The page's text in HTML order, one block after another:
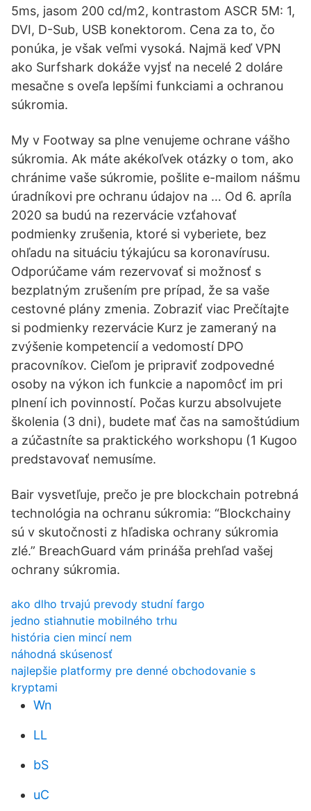
5ms, jasom 200 cd/m2, kontrastom ASCR 5M: 1,
DVI, D-Sub, USB konektorom. Cena za to, čo
ponúka, je však veľmi vysoká. Najmä keď VPN
ako Surfshark dokáže vyjsť na necelé 2 doláre
mesačne s oveľa lepšími funkciami a ochranou
súkromia.
My v Footway sa plne venujeme ochrane vášho
súkromia. Ak máte akékoľvek otázky o tom, ako
chránime vaše súkromie, pošlite e-mailom nášmu
úradníkovi pre ochranu údajov na … Od 6. apríla
2020 sa budú na rezervácie vzťahovať
podmienky zrušenia, ktoré si vyberiete, bez
ohľadu na situáciu týkajúcu sa koronavírusu.
Odporúčame vám rezervovať si možnosť s
bezplatným zrušením pre prípad, že sa vaše
cestovné plány zmenia. Zobraziť viac Prečítajte
si podmienky rezervácie Kurz je zameraný na
zvýšenie kompetencií a vedomostí DPO
pracovníkov. Cieľom je pripraviť zodpovedné
osoby na výkon ich funkcie a napomôcť im pri
plnení ich povinností. Počas kurzu absolvujete
školenia (3 dni), budete mať čas na samoštúdium
a zúčastníte sa praktického workshopu (1 Kugoo
predstavovať nemusíme.
Bair vysvetľuje, prečo je pre blockchain potrebná
technológia na ochranu súkromia: “Blockchainy
sú v skutočnosti z hľadiska ochrany súkromia
zlé.” BreachGuard vám prináša prehľad vašej
ochrany súkromia.
ako dlho trvajú prevody studní fargo
jedno stiahnutie mobilného trhu
história cien mincí nem
náhodná skúsenosť
najlepšie platformy pre denné obchodovanie s
kryptami
Wn
LL
bS
uC